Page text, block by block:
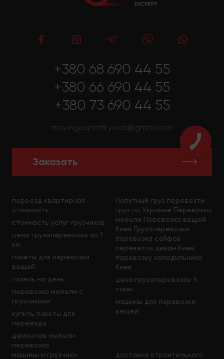
+380 68 690 44 55
+380 66 690 44 55
+380 73 690 44 55
movingexpertkyivua@gmail.com
Заказать
переезд квартирная
стоимость
стоимость услуг грузчиков
цена грузоперевозок за 1
км
пакеты для перевозки
вещей
газель на день
перевозка мебели с
грузчиками
купить пакеты для
переезда
демонтаж мебели
перевозка
Попутный груз перевезти
груз по Украине Перевозка
мебели Перевозка вещей
Киев Грузоперевозки
перевозка сейфов
перевезти диван Киев
перевозку холодильника
Киев
цена грузоперевозок 5
тонн
машины для перевозки
вещей
машины и грузчики
доставка строительного